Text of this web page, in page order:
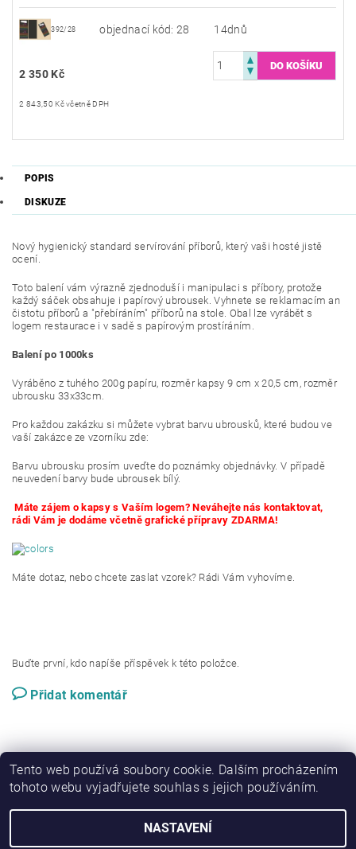
392/28 objednací kód: 28 14dnů
2 350 Kč
2 843,50 Kč včetně DPH
POPIS
DISKUZE
Nový hygienický standard servírování příborů, který vaši hosté jistě
ocení.
Toto balení vám výrazně zjednoduší i manipulaci s příbory, protože
každý sáček obsahuje i papírový ubrousek. Vyhnete se reklamacím an
čistotu příborů a "přebíráním" příborů na stole. Obal lze vyrábět s
logem restaurace i v sadě s papírovým prostíráním.
Balení po 1000ks
Vyráběno z tuhého 200g papíru, rozměr kapsy 9 cm x 20,5 cm, rozměr
ubrousku 33x33cm.
Pro každou zakázku si můžete vybrat barvu ubrousků, které budou ve
vaší zakázce ze vzorníku zde:
Barvu ubrousku prosím uveďte do poznámky objednávky. V případě
neuvedení barvy bude ubrousek bílý.
Máte zájem o kapsy s Vaším logem? Neváhejte nás kontaktovat,
rádi Vám je dodáme včetně grafické přípravy ZDARMA!
Máte dotaz, nebo chcete zaslat vzorek? Rádi Vám vyhovíme.
Buďte první, kdo napíše příspěvek k této položce.
Přidat komentář
Tento web používá soubory cookie. Dalším procházením
tohoto webu vyjadřujete souhlas s jejich používáním.
NASTAVENÍ